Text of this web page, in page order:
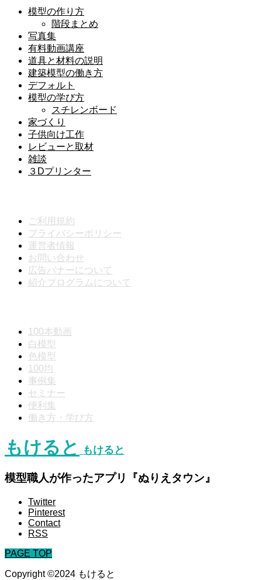
模型の作り方
階段まとめ
写真集
有料動画講座
道具と材料の説明
建築模型の働き方
デフォルト
模型の学び方
スチレンボード
家づくり
子供向け工作
レビューと取材
雑談
３Dプリンター
ご利用規約
プライバシーポリシー
運営者情報
お問い合わせ
広告バナーについて
紹介プログラムについて
100本動画
白模型
色模型
100均
事例集
セミナー
便利集
働き方・学び方
もけると もけると
模型職人が作ったアプリ『ぬりえタウン』
Twitter
Pinterest
Contact
RSS
PAGE TOP
Copyright ©2024 もけると